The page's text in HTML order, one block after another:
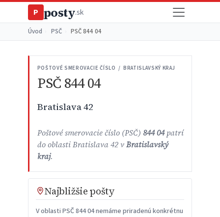
P posty.sk
Úvod PSČ PSČ 844 04
POŠTOVÉ SMEROVACIE ČÍSLO / BRATISLAVSKÝ KRAJ
PSČ 844 04
Bratislava 42
Poštové smerovacie číslo (PSČ) 844 04patrí
do oblasti Bratislava 42 vBratislavský
kraj.
Najbližšie pošty
V oblasti PSČ 844 04 nemáme priradenú konkrétnu